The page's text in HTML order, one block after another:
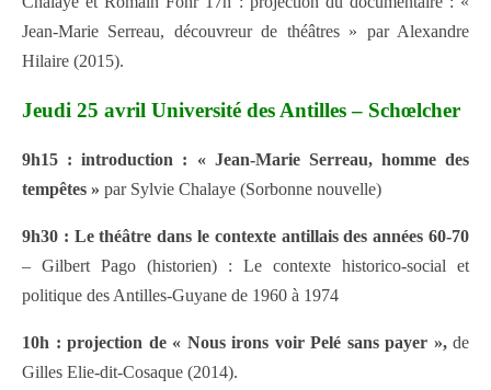
Jean-Marie Serreau, découvreur de théâtres » par Alexandre
Hilaire (2015).
Jeudi 25 avril Université des Antilles – Schœlcher
9h15 : introduction : « Jean-Marie Serreau, homme des
tempêtes » par Sylvie Chalaye (Sorbonne nouvelle)
9h30 : Le théâtre dans le contexte antillais des années 60-70
– Gilbert Pago (historien) : Le contexte historico-social et
politique des Antilles-Guyane de 1960 à 1974
10h : projection de « Nous irons voir Pelé sans payer »,de
Gilles Elie-dit-Cosaque (2014).